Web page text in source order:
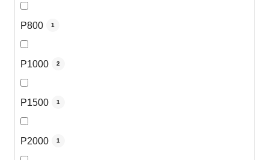
P800 1
P1000 2
P1500 1
P2000 1